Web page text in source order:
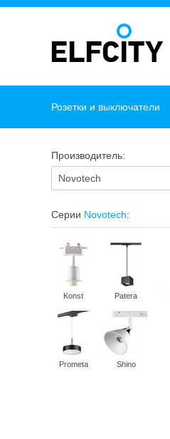
Розетки и выключатели
Производитель:
Novotech
Серии Novotech:
Konst Patera
Prometa Shino